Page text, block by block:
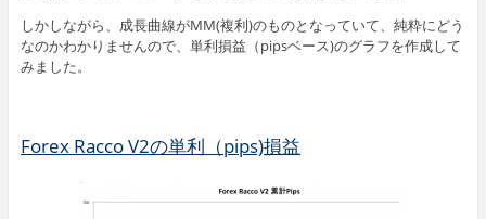
しかしながら、成長曲線がMM(複利)のものとなっていて、純粋にどう
なのかわかりませんので、単利損益（pipsベース)のグラフを作成して
みました。
Forex Racco V2の単利（pips)損益